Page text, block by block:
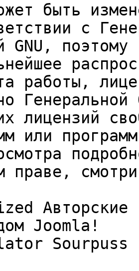
быть
с
GNU, поэтому
работы,
Генеральной
лицензий
или
праве,
Авторские
Joomla!
Sourpuss